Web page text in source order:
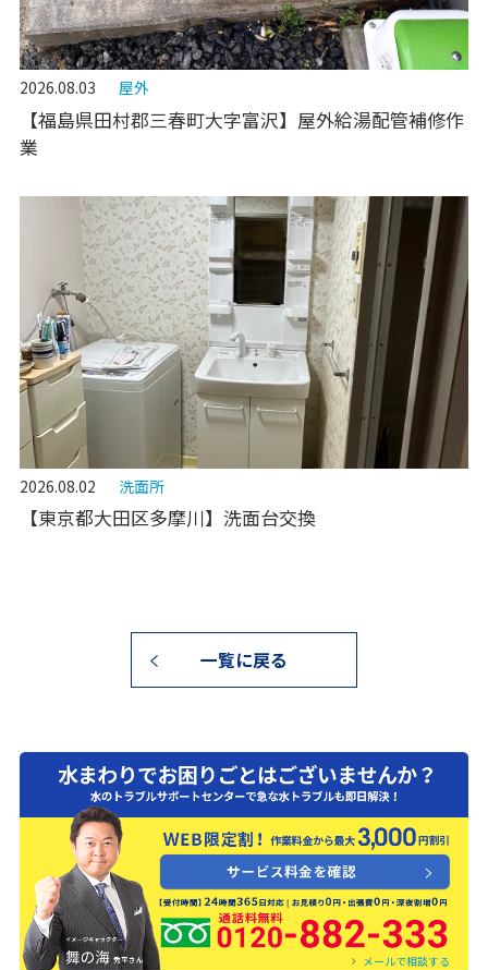
2026.08.03 屋外
【福島県田村郡三春町大字富沢】屋外給湯配管補修作
業
2026.08.02 洗面所
【東京都大田区多摩川】洗面台交換
一覧に戻る
0120-882-333
メールで相談する